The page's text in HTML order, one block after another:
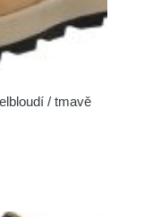
/ tmavě